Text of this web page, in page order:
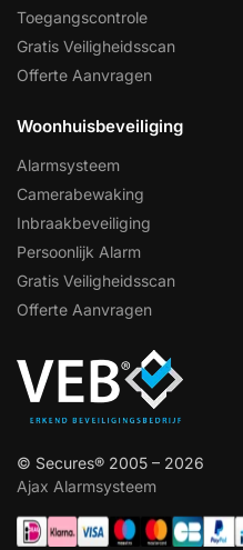
Toegangscontrole
Gratis Veiligheidsscan
Offerte Aanvragen
Woonhuisbeveiliging
Alarmsysteem
Camerabewaking
Inbraakbeveiliging
Persoonlijk Alarm
Gratis Veiligheidsscan
Offerte Aanvragen
© Secures® 2005 – 2026
Ajax Alarmsysteem